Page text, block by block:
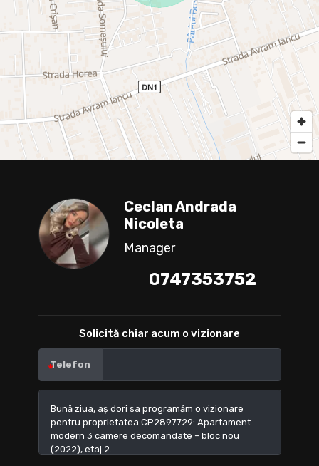
Ceclan Andrada
Nicoleta
Manager
0747353752
Solicită chiar acum o vizionare
Telefon